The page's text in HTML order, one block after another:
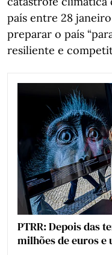
país entre 28
preparar o país
resiliente e
PTRR: Depois das
milhões de euros